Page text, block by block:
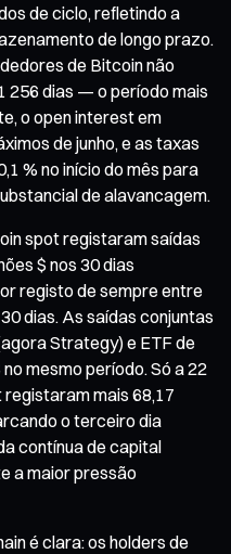
de ciclo, refletindo a
de longo prazo.
de Bitcoin não
256 dias — o período mais
o open interest em
de junho, e as taxas
% no início do mês para
de alavancagem.
spot registaram saídas
$ nos 30 dias
registo de sempre entre
dias. As saídas conjuntas
Strategy) e ETF de
mesmo período. Só a 22
registaram mais 68,17
o terceiro dia
contínua de capital
a maior pressão
é clara: os holders de